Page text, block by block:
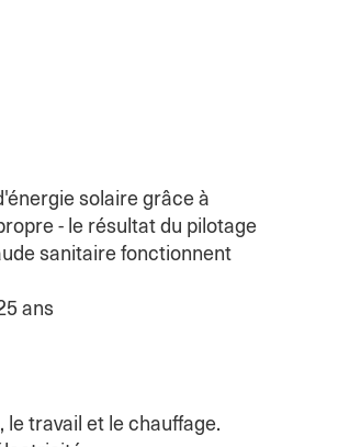
solaire grâce à
- le résultat du pilotage
sanitaire fonctionnent
ans
travail et le chauffage.